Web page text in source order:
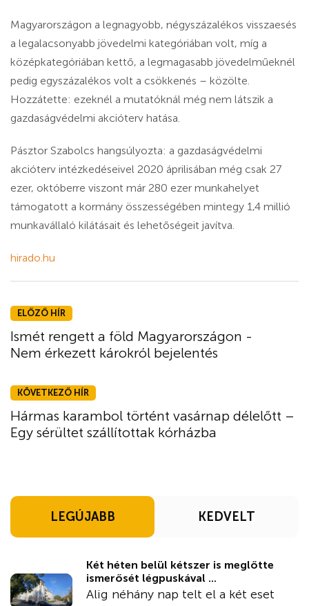
Magyarországon a legnagyobb, négyszázalékos visszaesés
a legalacsonyabb jövedelmi kategóriában volt, míg a
középkategóriában kettő, a legmagasabb jövedelműeknél
pedig egyszázalékos volt a csökkenés – közölte.
Hozzátette: ezeknél a mutatóknál még nem látszik a
gazdaságvédelmi akcióterv hatása.
Pásztor Szabolcs hangsúlyozta: a gazdaságvédelmi
akcióterv intézkedéseivel 2020 áprilisában még csak 27
ezer, októberre viszont már 280 ezer munkahelyet
támogatott a kormány összességében mintegy 1,4 millió
munkavállaló kilátásait és lehetőségeit javítva.
hirado.hu
ELŐZŐ HÍR
Ismét rengett a föld Magyarországon -
Nem érkezett károkról bejelentés
KÖVETKEZŐ HÍR
Hármas karambol történt vasárnap délelőtt –
Egy sérültet szállítottak kórházba
LEGÚJABB KEDVELT
Két héten belül kétszer is meglőtte
ismerősét légpuskával ...
Alig néhány nap telt el a két eset